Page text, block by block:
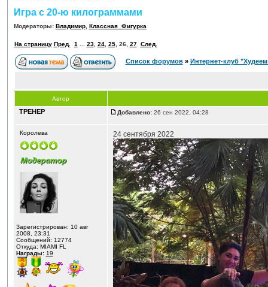
Игра с 20-ю килограммами
Модераторы: Владимир, Классная_Фигурка
На страницу Пред. 1 23, 24, 25, 26, 27 След.
Список форумов» Интернет-клуб
Автор
ТРЕНЕР Добавлено:26 сен 2022, 04:28
Королева
Зарегистрирован: 10 авг
2008, 23:31
Сообщений: 12774
Откуда: MIAMI FL
Награды: 19
24 сентября 2022